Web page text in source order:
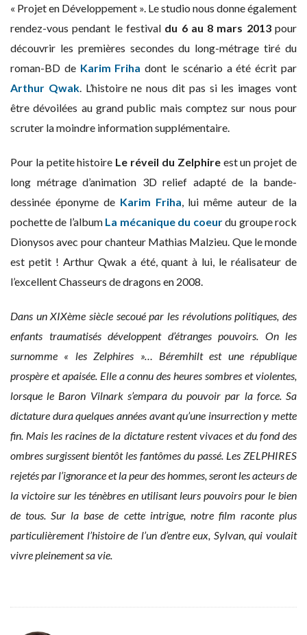
« Projet en Développement ». Le studio nous donne également
rendez-vous pendant le festival du 6 au 8 mars 2013pour
découvrir les premières secondes du long-métrage tiré du
roman-BD de Karim Friha dont le scénario a été écrit par
Arthur Qwak. L’histoire ne nous dit pas si les images vont
être dévoilées au grand public mais comptez sur nous pour
scruter la moindre information supplémentaire.
Pour la petite histoire Le réveil du Zelphireest un projet de
long métrage d’animation 3D relief adapté de la bande-
dessinée éponyme de Karim Friha , lui même auteur de la
pochette de l’album La mécanique du coeurdu groupe rock
Dionysos avec pour chanteur Mathias Malzieu. Que le monde
est petit ! Arthur Qwak a été, quant à lui, le réalisateur de
l’excellent Chasseurs de dragons en 2008.
Dans un XIXème siècle secoué par les révolutions politiques, des
enfants traumatisés développent d’étranges pouvoirs. On les
surnomme « les Zelphires »… Béremhilt est une république
prospère et apaisée. Elle a connu des heures sombres et violentes,
lorsque le Baron Vilnark s’empara du pouvoir par la force. Sa
dictature dura quelques années avant qu’une insurrection y mette
fin. Mais les racines de la dictature restent vivaces et du fond des
ombres surgissent bientôt les fantômes du passé. Les ZELPHIRES
rejetés par l’ignorance et la peur des hommes, seront les acteurs de
la victoire sur les ténèbres en utilisant leurs pouvoirs pour le bien
de tous. Sur la base de cette intrigue, notre film raconte plus
particulièrement l’histoire de l’un d’entre eux, Sylvan, qui voulait
vivre pleinement sa vie.